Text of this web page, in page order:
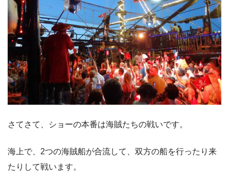
さてさて、ショーの本番は海賊たちの戦いです。
海上で、2つの海賊船が合流して、双方の船を行ったり来
たりして戦います。